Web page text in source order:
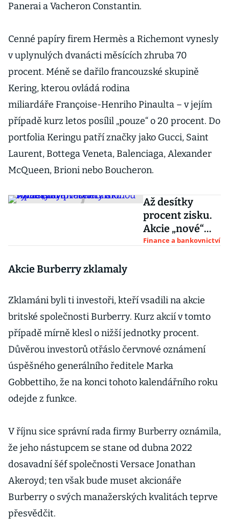
Panerai a Vacheron Constantin.
Cenné papíry firem Hermès a Richemont vynesly
v uplynulých dvanácti měsících zhruba 70
procent. Méně se dařilo francouzské skupině
Kering, kterou ovládá rodina
miliardáře Françoise-Henriho Pinaulta – v jejím
případě kurz letos posílil „pouze“ o 20 procent. Do
portfolia Keringu patří značky jako Gucci, Saint
Laurent, Bottega Veneta, Balenciaga, Alexander
McQueen, Brioni nebo Boucheron.
Až desítky
procent zisku.
Akcie „nové“
Monety mohou
Finance a bankovnictví
Akcie Burberry zklamaly
Zklamáni byli ti investoři, kteří vsadili na akcie
britské společnosti Burberry. Kurz akcií v tomto
případě mírně klesl o nižší jednotky procent.
Důvěrou investorů otřáslo červnové oznámení
úspěšného generálního ředitele Marka
Gobbettiho, že na konci tohoto kalendářního roku
odejde z funkce.
V říjnu sice správní rada firmy Burberry oznámila,
že jeho nástupcem se stane od dubna 2022
dosavadní šéf společnosti Versace Jonathan
Akeroyd; ten však bude muset akcionáře
Burberry o svých manažerských kvalitách teprve
přesvědčit.